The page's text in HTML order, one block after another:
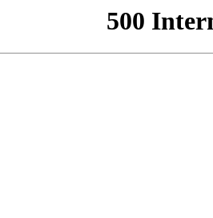
500